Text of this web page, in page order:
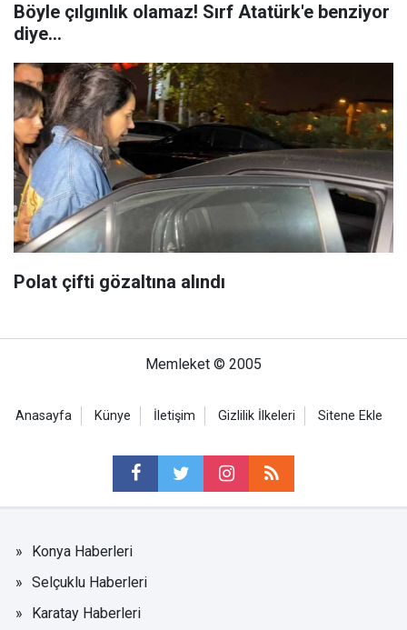
Böyle çılgınlık olamaz! Sırf Atatürk'e benziyor
diye...
Polat çifti gözaltına alındı
Memleket © 2005
Anasayfa Künye İletişim Gizlilik İlkeleri Sitene Ekle
Konya Haberleri
Selçuklu Haberleri
Karatay Haberleri